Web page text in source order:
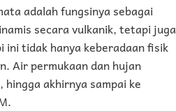
adalah fungsinya sebagai
secara vulkanik, tetapi juga
ini tidak hanya keberadaan fisik
Air permukaan dan hujan
akhirnya sampai ke